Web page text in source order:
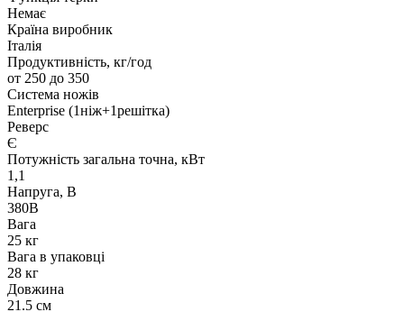
Немає
Країна виробник
Італія
Продуктивність, кг/год
от 250 до 350
Система ножів
Enterprise (1ніж+1решітка)
Реверс
Є
Потужність загальна точна, кВт
1,1
Напруга, В
380В
Вага
25 кг
Вага в упаковці
28 кг
Довжина
21.5 см